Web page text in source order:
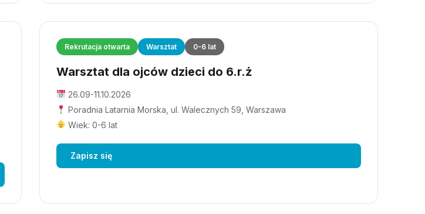
Rekrutacja otwarta Warsztat 0-6 lat
Warsztat dla ojców dzieci do 6.r.ż
26.09-11.10.2026
Poradnia Latarnia Morska, ul. Walecznych 59, Warszawa
Wiek: 0-6 lat
Zapisz się